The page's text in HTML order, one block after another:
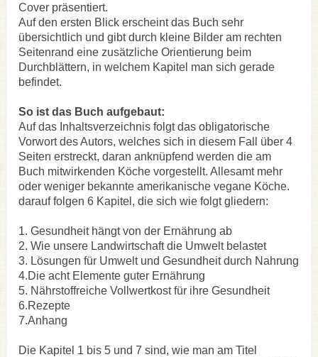
Cover präsentiert.
Auf den ersten Blick erscheint das Buch sehr
übersichtlich und gibt durch kleine Bilder am rechten
Seitenrand eine zusätzliche Orientierung beim
Durchblättern, in welchem Kapitel man sich gerade
befindet.
So ist das Buch aufgebaut:
Auf das Inhaltsverzeichnis folgt das obligatorische
Vorwort des Autors, welches sich in diesem Fall über 4
Seiten erstreckt, daran anknüpfend werden die am
Buch mitwirkenden Köche vorgestellt. Allesamt mehr
oder weniger bekannte amerikanische vegane Köche.
darauf folgen 6 Kapitel, die sich wie folgt gliedern:
1. Gesundheit hängt von der Ernährung ab
2. Wie unsere Landwirtschaft die Umwelt belastet
3. Lösungen für Umwelt und Gesundheit durch Nahrung
4.Die acht Elemente guter Ernährung
5. Nährstoffreiche Vollwertkost für ihre Gesundheit
6.Rezepte
7.Anhang
Die Kapitel 1 bis 5 und 7 sind, wie man am Titel